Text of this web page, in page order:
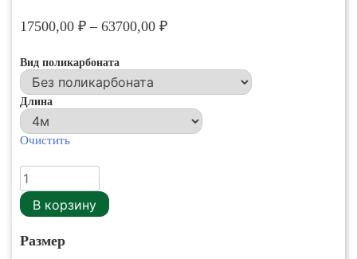
17500,00 ₽ – 63700,00 ₽
Вид поликарбоната
Длина
Очистить
Количество
товара
Протеплица
ЛИДЕР
В корзину
Размер